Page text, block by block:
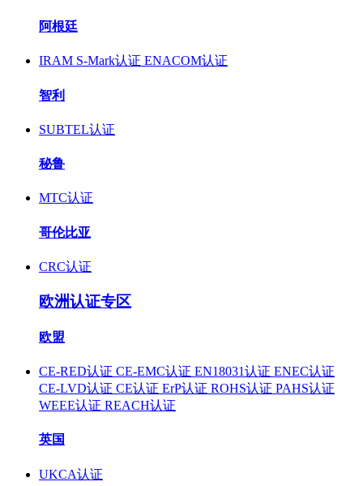
阿根廷
IRAM S-Mark认证 ENACOM认证
智利
SUBTEL认证
秘鲁
MTC认证
哥伦比亚
CRC认证
欧洲认证专区
欧盟
CE-RED认证 CE-EMC认证 EN18031认证 ENEC认证
CE-LVD认证 CE认证 ErP认证 ROHS认证 PAHS认证
WEEE认证 REACH认证
英国
UKCA认证